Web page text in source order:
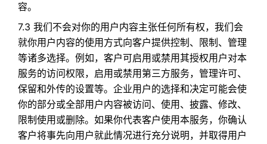
容。
7.3 我们不会对你的用户内容主张任何所有权，我们会
就你用户内容的使用方式向客户提供控制、限制、管理
等诸多选择。例如，客户可启用或禁用其授权用户对本
服务的访问权限，启用或禁用第三方服务，管理许可、
保留和外传的设置等。企业用户的选择和决定可能会使
你的部分或全部用户内容被访问、使用、披露、修改、
限制使用或删除。如果你代表客户使用本服务，你确认
客户将事先向用户就此情况进行充分说明，并取得用户